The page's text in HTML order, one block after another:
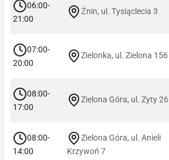
06:00-
21:00
Żnin, ul. Tysiąclecia 3
07:00-
20:00
Zielonka, ul. Zielona 156
08:00-
17:00
Zielona Góra, ul. Zyty 26
08:00-
14:00
Zielona Góra, ul. Anieli
Krzywoń 7